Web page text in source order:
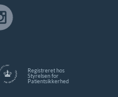
Registreret hos
Styrelsen for
Patientsikkerhed